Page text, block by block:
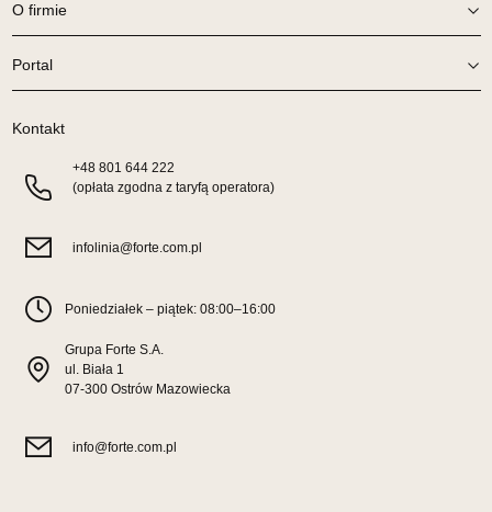
SALON MEBLOWY TED
UL.DWORCOWA 4
83-340 SIERAKOWICE
Adres e-mail:meb_ted@o2.pl
Pn-Pt: 08:00-18:00, Sb: 08:00-14:00
SALON MEBLOWY PRYM
O firmie
Portal
Kontakt
+48 801 644 222
(opłata zgodna z taryfą operatora)
infolinia@forte.com.pl
Poniedziałek – piątek: 08:00–16:00
Grupa Forte S.A.
ul. Biała 1
07-300 Ostrów Mazowiecka
info@forte.com.pl